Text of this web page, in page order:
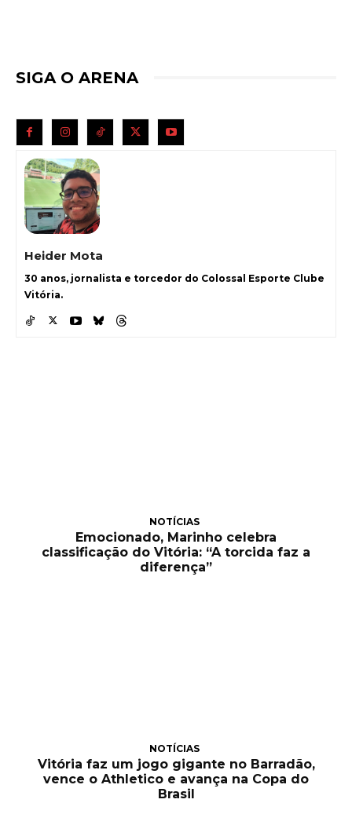
SIGA O ARENA
Heider Mota
30 anos, jornalista e torcedor do Colossal Esporte Clube
Vitória.
NOTÍCIAS
Emocionado, Marinho celebra
classificação do Vitória: “A torcida faz a
diferença”
NOTÍCIAS
Vitória faz um jogo gigante no Barradão,
vence o Athletico e avança na Copa do
Brasil